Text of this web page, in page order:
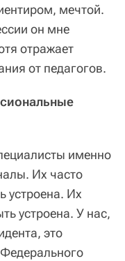
мечтой.
он мне
отражает
от педагогов.
именно
Их часто
устроена. Их
устроена. У нас,
это